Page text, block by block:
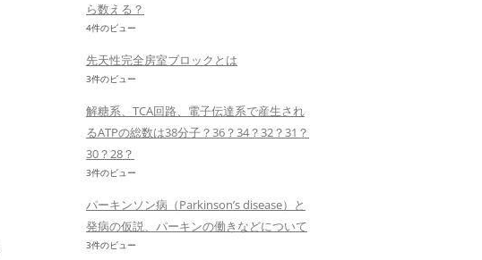
ら数える？
4件のビュー
先天性完全房室ブロックとは
3件のビュー
解糖系、TCA回路、電子伝達系で産生され
るATPの総数は38分子？36？34？32？31？
30？28？
3件のビュー
パーキンソン病（Parkinson’s disease）と
発病の仮説、パーキンの働きなどについて
3件のビュー